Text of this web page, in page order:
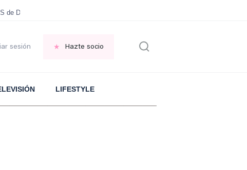
de Dani García
sesión Hazte socio
LIFESTYLE